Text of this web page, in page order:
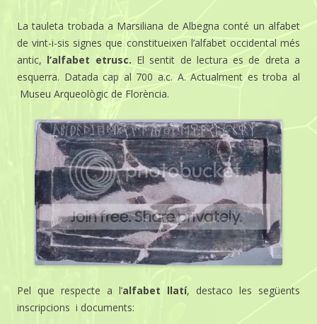
La tauleta trobada a Marsiliana de Albegna conté un alfabet
de vint-i-sis signes que constitueixen l’alfabet occidental més
antic, l’alfabet etrusc. El sentit de lectura es de dreta a
esquerra. Datada cap al 700 a.c. A. Actualment es troba al
Museu Arqueològic de Florència.
Pel que respecte a l’alfabet llatí, destaco les següents
inscripcions i documents: